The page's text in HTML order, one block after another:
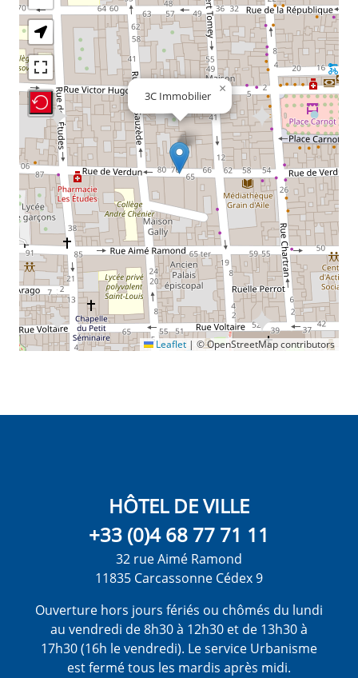
3C Immobilier ×
Recenter Map
Leaflet | © OpenStreetMap contributors
HÔTEL DE VILLE
+33 (0)4 68 77 71 11
32 rue Aimé Ramond
11835 Carcassonne Cédex 9
Ouverture hors jours fériés ou chômés du lundi
au vendredi de 8h30 à 12h30 et de 13h30 à
17h30 (16h le vendredi). Le service Urbanisme
est fermé tous les mardis après midi.